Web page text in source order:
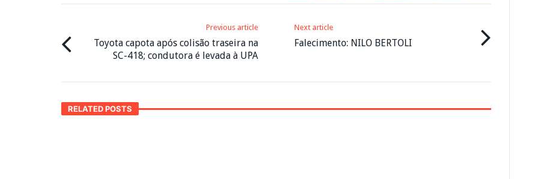
Previous article
Toyota capota após colisão traseira na
SC-418; condutora é levada à UPA
Next article
Falecimento: NILO BERTOLI
RELATED POSTS